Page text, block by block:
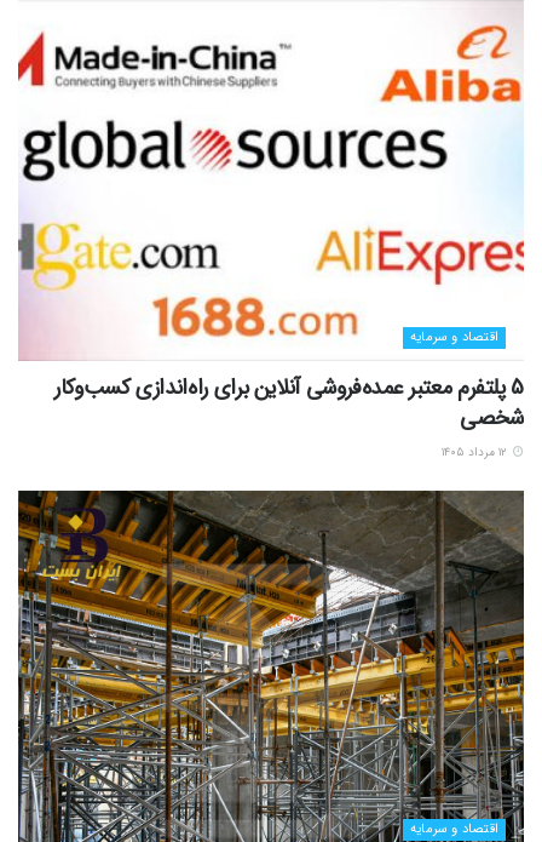
اقتصاد و سرمایه
5 پلتفرم معتبر عمده‌فروشی آنلاین برای راه‌اندازی کسب‌وکار
شخصی
اقتصاد و سرمایه